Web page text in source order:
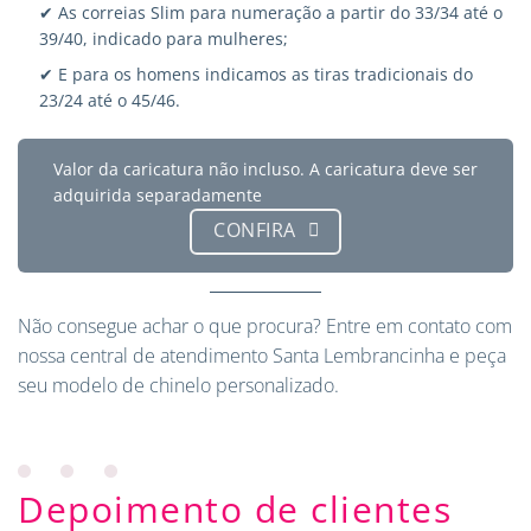
✔ As correias Slim para numeração a partir do 33/34 até o
39/40, indicado para mulheres;
✔ E para os homens indicamos as tiras tradicionais do
23/24 até o 45/46.
Valor da caricatura não incluso. A caricatura deve ser
adquirida separadamente
CONFIRA
Não consegue achar o que procura? Entre em contato com
nossa central de atendimento Santa Lembrancinha e peça
seu modelo de chinelo personalizado.
Depoimento de clientes